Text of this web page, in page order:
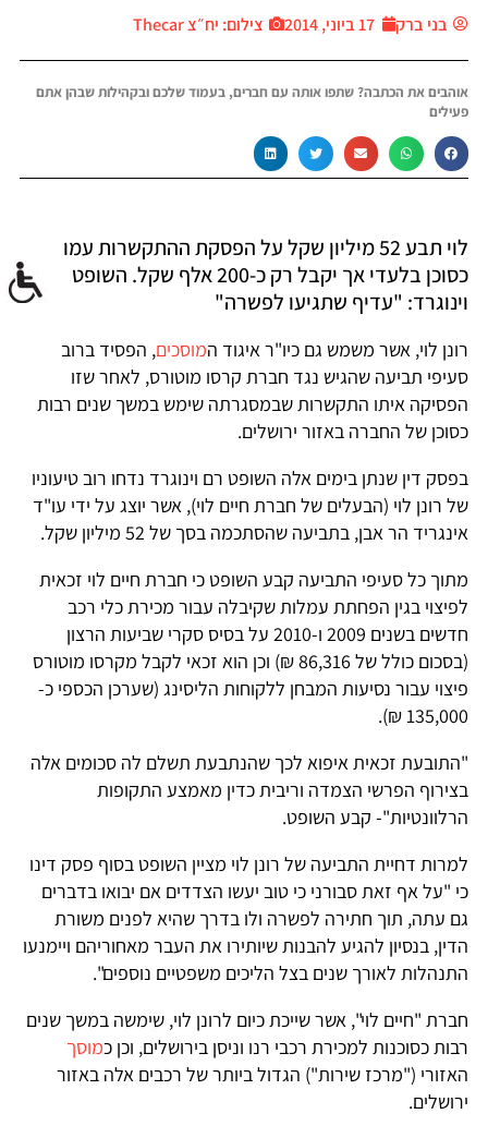
בני ברק 17 ביוני, 2014 צילום: יח״צ Thecar
אוהבים את הכתבה? שתפו אותה עם חברים, בעמוד שלכם ובקהילות שבהן אתם
פעילים
לוי תבע 52 מיליון שקל על הפסקת ההתקשרות עמו
כסוכן בלעדי אך יקבל רק כ-200 אלף שקל. השופט
וינוגרד: "עדיף שתגיעו לפשרה"
רונן לוי, אשר משמש גם כיו"ר איגוד המוסכים, הפסיד ברוב
סעיפי תביעה שהגיש נגד חברת קרסו מוטורס, לאחר שזו
הפסיקה איתו התקשרות שבמסגרתה שימש במשך שנים רבות
כסוכן של החברה באזור ירושלים.
בפסק דין שנתן בימים אלה השופט רם וינוגרד נדחו רוב טיעוניו
של רונן לוי (הבעלים של חברת חיים לוי), אשר יוצג על ידי עו"ד
אינגריד הר אבן, בתביעה שהסתכמה בסך של 52 מיליון שקל.
מתוך כל סעיפי התביעה קבע השופט כי חברת חיים לוי זכאית
לפיצוי בגין הפחתת עמלות שקיבלה עבור מכירת כלי רכב
חדשים בשנים 2009 ו-2010 על בסיס סקרי שביעות הרצון
(בסכום כולל של 86,316 ₪) וכן הוא זכאי לקבל מקרסו מוטורס
פיצוי עבור נסיעות המבחן ללקוחות הליסינג (שערכן הכספי כ-
135,000 ₪).
"התובעת זכאית איפוא לכך שהנתבעת תשלם לה סכומים אלה
בצירוף הפרשי הצמדה וריבית כדין מאמצע התקופות
הרלוונטיות"- קבע השופט.
למרות דחיית התביעה של רונן לוי מציין השופט בסוף פסק דינו
כי "על אף זאת סבורני כי טוב יעשו הצדדים אם יבואו בדברים
גם עתה, תוך חתירה לפשרה ולו בדרך שהיא לפנים משורת
הדין, בנסיון להגיע להבנות שיותירו את העבר מאחוריהם ויימנעו
התנהלות לאורך שנים בצל הליכים משפטיים נוספים".
חברת "חיים לוי", אשר שייכת כיום לרונן לוי, שימשה במשך שנים
רבות כסוכנות למכירת רכבי רנו וניסן בירושלים, וכן כמוסך
האזורי ("מרכז שירות") הגדול ביותר של רכבים אלה באזור
ירושלים.